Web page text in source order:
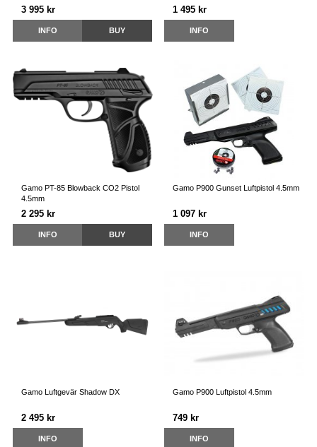
3 995 kr
INFO BUY
1 495 kr
INFO
Gamo PT-85 Blowback CO2 Pistol
4.5mm
2 295 kr
INFO BUY
Gamo P900 Gunset Luftpistol 4.5mm
1 097 kr
INFO
Gamo Luftgevär Shadow DX
2 495 kr
INFO
Gamo P900 Luftpistol 4.5mm
749 kr
INFO